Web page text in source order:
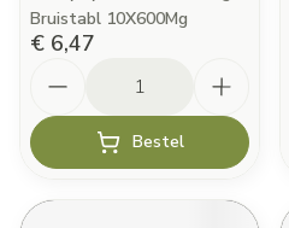
Bruistabl 10X600Mg
€ 6,47
Bestel